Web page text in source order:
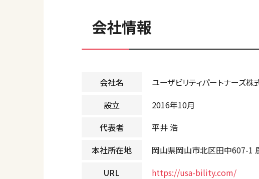
会社情報
会社名
ユーザビリティパートナーズ株
設立
2016年10月
代表者
平井 浩
本社所在地
岡山県岡山市北区田中607-1
URL
https://usa-bility.com/